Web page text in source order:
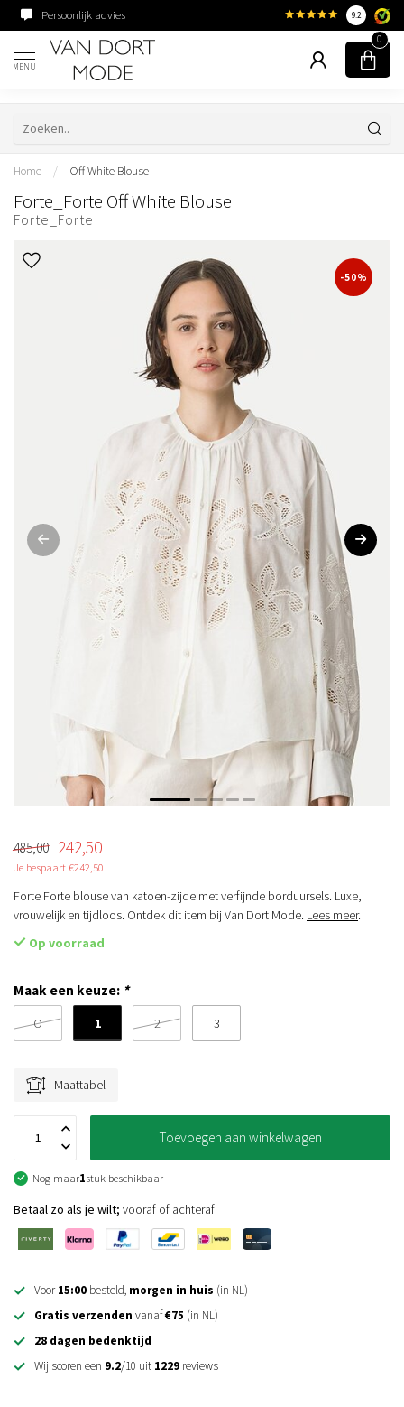
Persoonlijk advies Familiebedrijf sinds
9.2
MENU
0
Home / Off White Blouse
Forte_Forte Off White Blouse
Forte_Forte
-50%
485,00 242,50
Je bespaart €242,50
Forte Forte blouse van katoen-zijde met verfijnde borduursels. Luxe,
vrouwelijk en tijdloos. Ontdek dit item bij Van Dort Mode. Lees meer.
Op voorraad
Maak een keuze: *
O 1 2 3
Maattabel
Toevoegen aan winkelwagen
Nog maar1stuk beschikbaar
Betaal zo als je wilt; vooraf of achteraf
Voor15:00 besteld, morgen in huis (in NL)
Gratis verzenden vanaf€75 (in NL)
28 dagen bedenktijd
Wij scoren een 9.2/10 uit 1229 reviews